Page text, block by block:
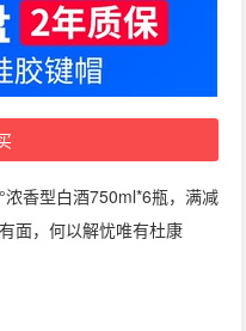
浓香型白酒750ml*6瓶，满减
面，何以解忧唯有杜康